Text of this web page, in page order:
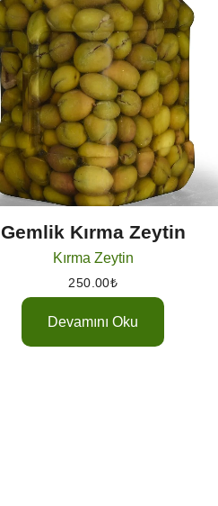
TÜKENMIŞ
Gemlik Kırma Zeytin
Kırma Zeytin
250.00₺
Devamını Oku